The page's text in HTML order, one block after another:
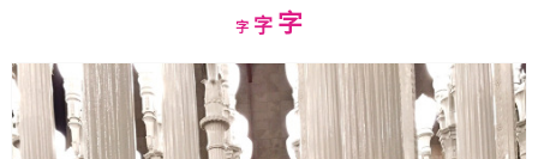
字Decrease
size.
字Reset
size.
字Increase
size.